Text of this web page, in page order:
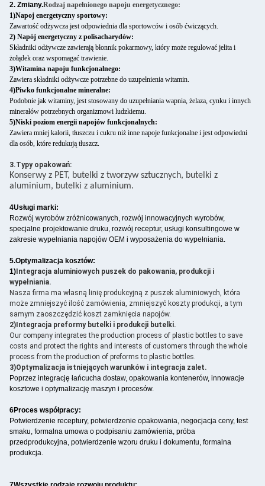
2. Zmiany.Rodzaj napełnionego napoju energetycznego:
1)Napoj energetyczny sportowy:
Zawartość odżywcza jest odpowiednia dla sportowców i osób ćwiczących.
2) Napój energetyczny z polisacharydów:
Składniki odżywcze zawierają błonnik pokarmowy, który może regulować jelita i
żołądek oraz wspomagać trawienie.
3)Witamina napoju funkcjonalnego:
Zawiera składniki odżywcze potrzebne do uzupełnienia witamin.
4)Piwko funkcjonalne mineralne:
Podobnie jak witaminy, jest stosowany do uzupełniania wapnia, żelaza, cynku i innych
minerałów potrzebnych organizmowi ludzkiemu.
5)Niski poziom energii napojów funkcjonalnych:
Zawiera mniej kalorii, tłuszczu i cukru niż inne napoje funkcjonalne i jest odpowiedni
dla osób, które redukują tłuszcz.
3.Typy opakowań:
Konserwy z PET, butelki z tworzyw sztucznych, butelki z
aluminium, butelki z aluminium.
4Usługi marki:
Rozwój wyrobów zróżnicowanych, rozwój innowacyjnych wyrobów,
specjalne projektowanie druku, rozwój receptur, usługi konsultingowe w
zakresie wypełniania napojów OEM i wyposażenia do wypełniania.
5.Optymalizacja kosztów:
1) Integracja aluminiowych puszek do pakowania, produkcji i
wypełniania.
Nasza firma ma własną linię produkcyjną z puszek aluminiowych, która
może zmniejszyć ilość zamówienia, zmniejszyć koszty produkcji, a tym
samym zaoszczędzić koszt zamknięcia napojów.
2)Integracja preformy butelki i produkcji butelki.
Our company integrates the production process of plastic bottles to save
costs and protect the rights and interests of customers through the whole
process from the production of preforms to plastic bottles.
3)Optymalizacja istniejących warunków i integracja zalet.
Poprzez integrację łańcucha dostaw, opakowania kontenerów, innowacje
kosztowe i optymalizację maszyn i procesów.
6Proces współpracy:
Potwierdzenie receptury, potwierdzenie opakowania, negocjacja ceny, test
smaku, formalna umowa o podpisaniu zamówienia, próba
przedprodukcyjna, potwierdzenie wzoru druku i dokumentu, formalna
produkcja.